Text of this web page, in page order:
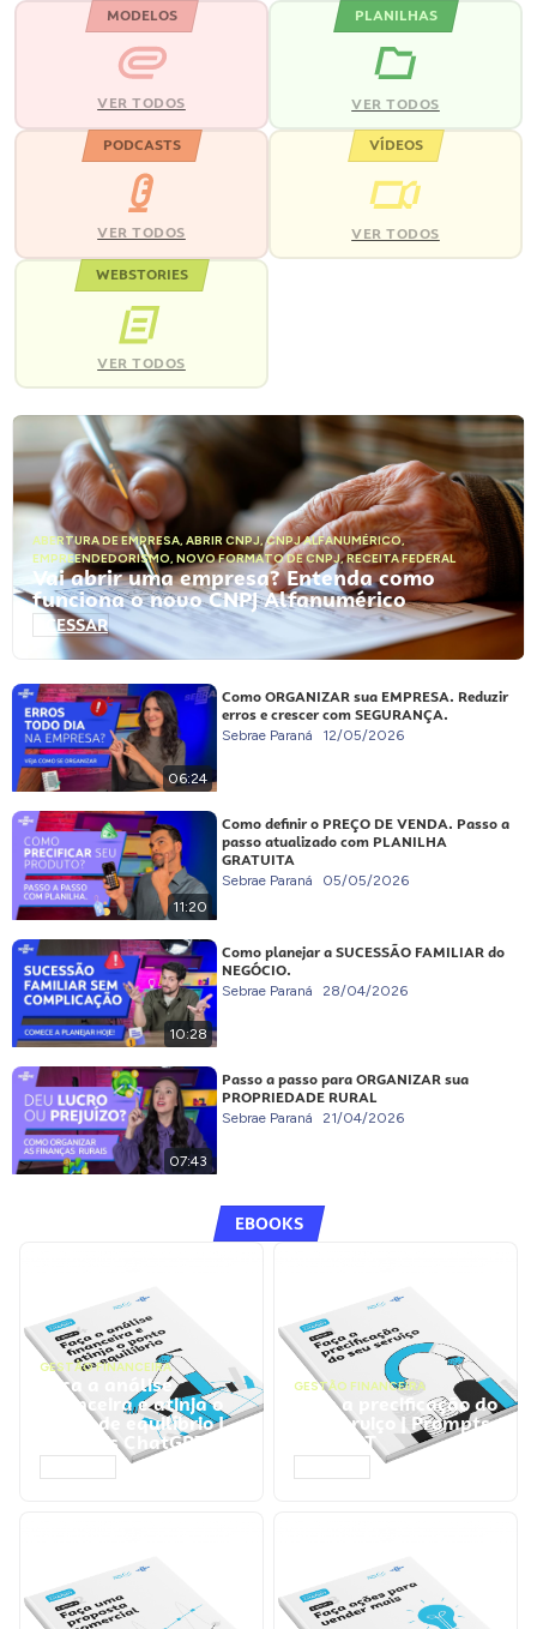
MODELOS
VER TODOS
PLANILHAS
VER TODOS
PODCASTS
VER TODOS
VÍDEOS
VER TODOS
WEBSTORIES
VER TODOS
ABERTURA DE EMPRESA, ABRIR CNPJ,CNPJ ALFANUMÉRICO,
EMPREENDEDORISMO, NOVO FORMATO DE CNPJ,RECEITA FEDERAL
Vai abrir uma empresa? Entenda como
funciona o novo CNPJ Alfanumérico
ACESSAR
06:24
Como ORGANIZAR sua EMPRESA. Reduzir
erros e crescer com SEGURANÇA.
Sebrae Paraná 12/05/2026
11:20
Como definir o PREÇO DE VENDA. Passo a
passo atualizado com PLANILHA
GRATUITA
Sebrae Paraná 05/05/2026
10:28
Como planejar a SUCESSÃO FAMILIAR do
NEGÓCIO.
Sebrae Paraná 28/04/2026
07:43
Passo a passo para ORGANIZAR sua
PROPRIEDADE RURAL
Sebrae Paraná 21/04/2026
EBOOKS
GESTÃO FINANCEIRA
Faça a análise
financeira e atinja o
ponto de equilíbrio |
Prompts ChatGPT
GESTÃO FINANCEIRA
Faça a precificação do
seu serviço | Prompts
ChatGPT